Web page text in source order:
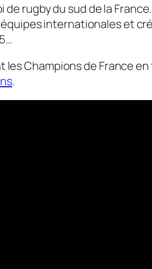
rugby du sud de la
internationales et
Champions de France
.